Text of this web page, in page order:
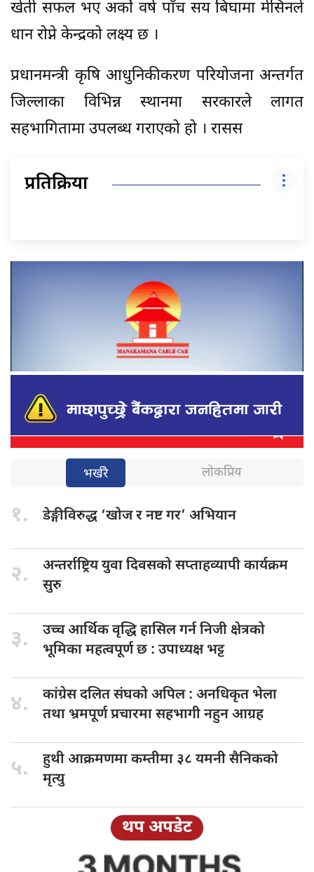
खेती सफल भए अर्को वर्ष पाँच सय बिघामा मेसिनले
धान रोप्ने केन्द्रको लक्ष्य छ ।
प्रधानमन्त्री कृषि आधुनिकीकरण परियोजना अन्तर्गत
जिल्लाका विभिन्न स्थानमा सरकारले लागत
सहभागितामा उपलब्ध गराएको हो । रासस
प्रतिक्रिया
भर्खरै लोकप्रिय
१. डेङ्गीविरुद्ध ‘खोजर नष्ट गर’ अभियान
२. अन्तर्राष्ट्रिय युवादिवसको सप्ताहव्यापी कार्यक्रम
सुरु
३. उच्च आर्थिकवृद्धि हासिल गर्न निजी क्षेत्रको
भूमिका महत्वपूर्ण छ : उपाध्यक्ष भट्ट
४. कांग्रेस दलितसंघको अपिल : अनधिकृत भेला
तथा भ्रमपूर्ण प्रचारमा सहभागी नहुन आग्रह
५. हुथी आक्रमणमाकम्तीमा ३८ यमनी सैनिकको
मृत्यु
थप अपडेट